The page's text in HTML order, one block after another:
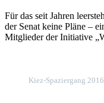
Für das seit Jahren
der Senat keine Pläne –
Mitglieder der Initiative
Kiez-Spaziergang 2016